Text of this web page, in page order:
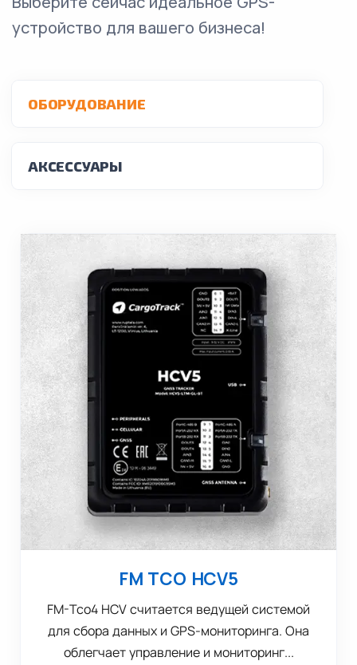
устройство для вашего бизнеса!
ОБОРУДОВАНИЕ
АКСЕССУАРЫ
FM TCO HCV5
FM-Tco4 HCV считается ведущей системой
для сбора данных и GPS-мониторинга. Она
облегчает управление и мониторинг...